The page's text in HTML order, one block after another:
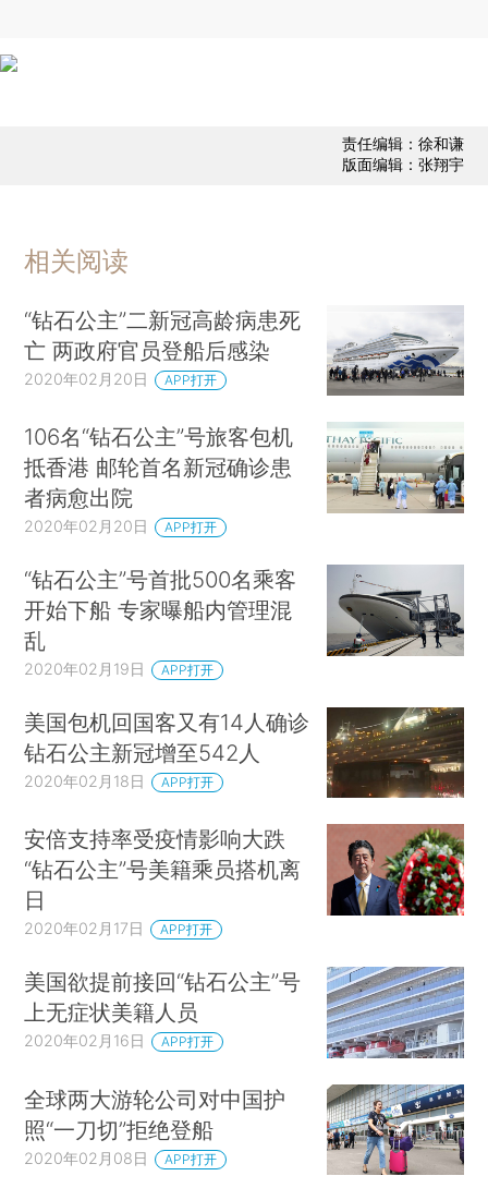
责任编辑：徐和谦
版面编辑：张翔宇
相关阅读
“钻石公主”二新冠高龄病患死
亡 两政府官员登船后感染
2020年02月20日 APP打开
106名“钻石公主”号旅客包机
抵香港 邮轮首名新冠确诊患
者病愈出院
2020年02月20日 APP打开
“钻石公主”号首批500名乘客
开始下船 专家曝船内管理混
乱
2020年02月19日 APP打开
美国包机回国客又有14人确诊
钻石公主新冠增至542人
2020年02月18日 APP打开
安倍支持率受疫情影响大跌
“钻石公主”号美籍乘员搭机离
日
2020年02月17日 APP打开
美国欲提前接回“钻石公主”号
上无症状美籍人员
2020年02月16日 APP打开
全球两大游轮公司对中国护
照“一刀切”拒绝登船
2020年02月08日 APP打开